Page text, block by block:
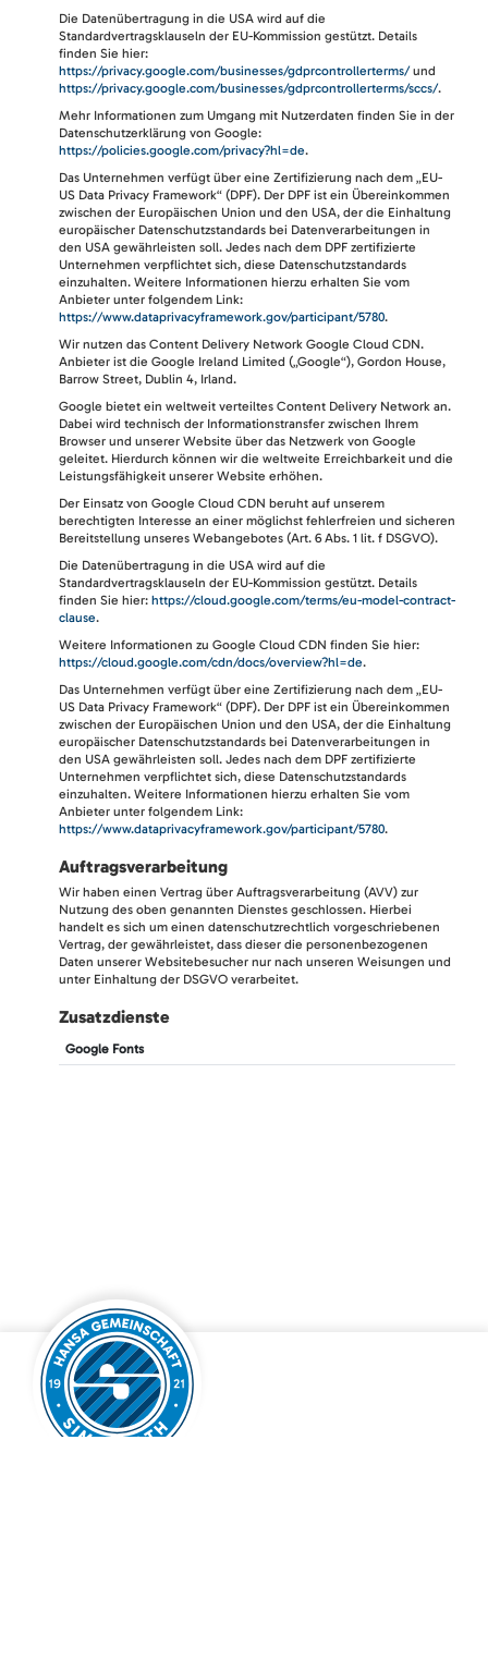
Die Datenübertragung in die USA wird auf die
Standardvertragsklauseln der EU-Kommission gestützt. Details
finden Sie hier:
https://privacy.google.com/businesses/gdprcontrollerterms/und
https://privacy.google.com/businesses/gdprcontrollerterms/sccs/.
Mehr Informationen zum Umgang mit Nutzerdaten finden Sie in der
Datenschutzerklärung von Google:
https://policies.google.com/privacy?hl=de.
Das Unternehmen verfügt über eine Zertifizierung nach dem „EU-
US Data Privacy Framework“ (DPF). Der DPF ist ein Übereinkommen
zwischen der Europäischen Union und den USA, der die Einhaltung
europäischer Datenschutzstandards bei Datenverarbeitungen in
den USA gewährleisten soll. Jedes nach dem DPF zertifizierte
Unternehmen verpflichtet sich, diese Datenschutzstandards
einzuhalten. Weitere Informationen hierzu erhalten Sie vom
Anbieter unter folgendem Link:
https://www.dataprivacyframework.gov/participant/5780.
Wir nutzen das Content Delivery Network Google Cloud CDN.
Anbieter ist die Google Ireland Limited („Google“), Gordon House,
Barrow Street, Dublin 4, Irland.
Google bietet ein weltweit verteiltes Content Delivery Network an.
Dabei wird technisch der Informationstransfer zwischen Ihrem
Browser und unserer Website über das Netzwerk von Google
geleitet. Hierdurch können wir die weltweite Erreichbarkeit und die
Leistungsfähigkeit unserer Website erhöhen.
Der Einsatz von Google Cloud CDN beruht auf unserem
berechtigten Interesse an einer möglichst fehlerfreien und sicheren
Bereitstellung unseres Webangebotes (Art. 6 Abs. 1 lit. f DSGVO).
Die Datenübertragung in die USA wird auf die
Standardvertragsklauseln der EU-Kommission gestützt. Details
finden Sie hier: https://cloud.google.com/terms/eu-model-contract-
clause.
Weitere Informationen zu Google Cloud CDN finden Sie hier:
https://cloud.google.com/cdn/docs/overview?hl=de.
Das Unternehmen verfügt über eine Zertifizierung nach dem „EU-
US Data Privacy Framework“ (DPF). Der DPF ist ein Übereinkommen
zwischen der Europäischen Union und den USA, der die Einhaltung
europäischer Datenschutzstandards bei Datenverarbeitungen in
den USA gewährleisten soll. Jedes nach dem DPF zertifizierte
Unternehmen verpflichtet sich, diese Datenschutzstandards
einzuhalten. Weitere Informationen hierzu erhalten Sie vom
Anbieter unter folgendem Link:
https://www.dataprivacyframework.gov/participant/5780.
Auftragsverarbeitung
Wir haben einen Vertrag über Auftragsverarbeitung (AVV) zur
Nutzung des oben genannten Dienstes geschlossen. Hierbei
handelt es sich um einen datenschutzrechtlich vorgeschriebenen
Vertrag, der gewährleistet, dass dieser die personenbezogenen
Daten unserer Websitebesucher nur nach unseren Weisungen und
unter Einhaltung der DSGVO verarbeitet.
Zusatzdienste
Google Fonts